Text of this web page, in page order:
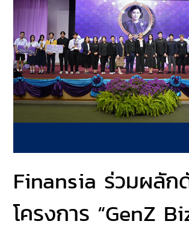
Finansia ร่วมผลัก
โครงการ “GenZ